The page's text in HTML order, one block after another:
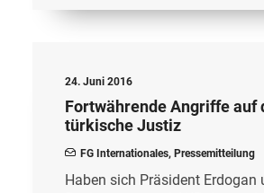
24. Juni 2016
Fortwährende Angriffe auf
türkische Justiz
FG Internationales, Pressemitteilung
Haben sich Präsident Erdogan